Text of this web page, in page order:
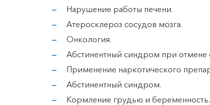
Нарушение работы печени.
Атеросклероз сосудов мозга.
Онкология.
Абстинентный синдром при отмене
Применение наркотического
Абстинентный синдром.
Кормление грудью и беременность.